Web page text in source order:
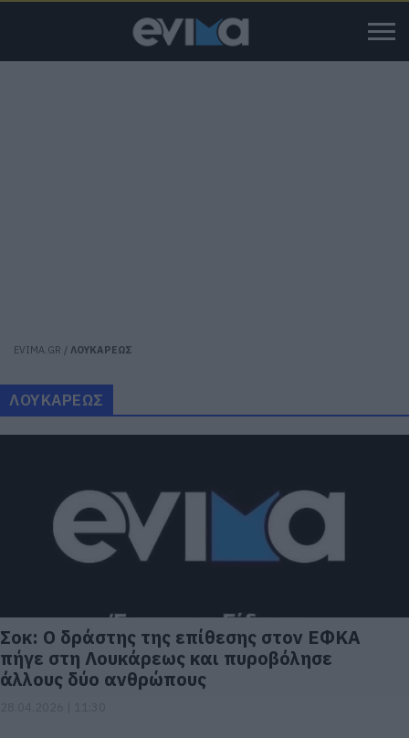
EVIMA.GR / ΛΟΥΚΑΡΕΩΣ
ΛΟΥΚΑΡΕΩΣ
Σοκ: Ο δράστης της επίθεσης στον ΕΦΚΑ
πήγε στη Λουκάρεως και πυροβόλησε
άλλους δύο ανθρώπους